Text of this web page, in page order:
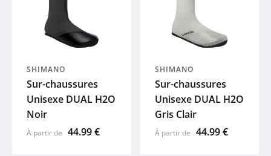
SHIMANO
Sur-chaussures
Unisexe DUAL H2O
Noir
À partir de 44.99 €
SHIMANO
Sur-chaussures
Unisexe DUAL H2O
Gris Clair
À partir de 44.99 €